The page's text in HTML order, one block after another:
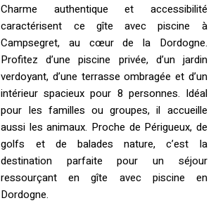
Charme authentique et accessibilité
caractérisent ce gîte avec piscine à
Campsegret, au cœur de la Dordogne.
Profitez d’une piscine privée, d’un jardin
verdoyant, d’une terrasse ombragée et d’un
intérieur spacieux pour 8 personnes. Idéal
pour les familles ou groupes, il accueille
aussi les animaux. Proche de Périgueux, de
golfs et de balades nature, c’est la
destination parfaite pour un séjour
ressourçant en gîte avec piscine en
Dordogne.